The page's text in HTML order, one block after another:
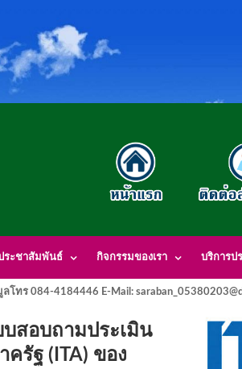
ระชาสัมพันธ์ กิจกรรมของเรา บริการป
ทร 084-4184446 E-Mail:
สอบถามประเมิน
รัฐ (ITA) ของ